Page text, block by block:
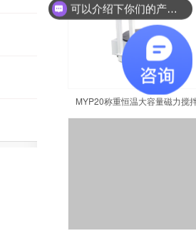
MYP20称重恒温大容量磁力搅
可以介绍下你们的产品么？